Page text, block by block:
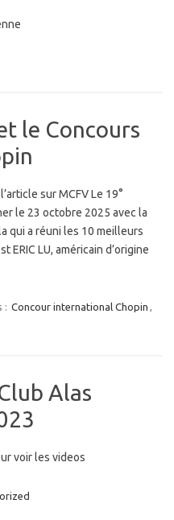
le Concours
sur MCFV Le 19°
le 23 octobre 2025 avec la
qui a réuni les 10 meilleurs
ERIC LU, américain d’origine
: Concour international Chopin ,
Alas
voir les videos